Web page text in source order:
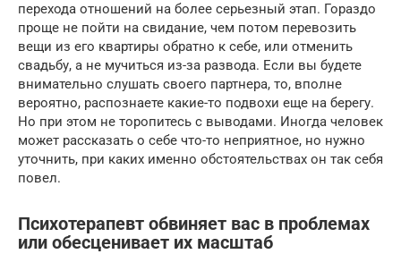
перехода отношений на более серьезный этап. Гораздо
проще не пойти на свидание, чем потом перевозить
вещи из его квартиры обратно к себе, или отменить
свадьбу, а не мучиться из-за развода. Если вы будете
внимательно слушать своего партнера, то, вполне
вероятно, распознаете какие-то подвохи еще на берегу.
Но при этом не торопитесь с выводами. Иногда человек
может рассказать о себе что-то неприятное, но нужно
уточнить, при каких именно обстоятельствах он так себя
повел.
Психотерапевт обвиняет вас в проблемах
или обесценивает их масштаб